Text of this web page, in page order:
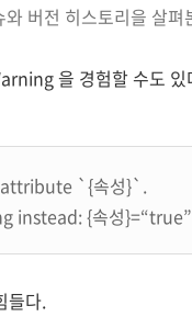
버전 히스토리을 살펴
을 경험할 수도 있
`{속성}`.
{속성
들다.